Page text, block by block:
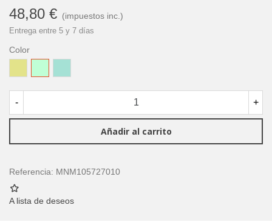
48,80 € (impuestos inc.)
Entrega entre 5 y 7 días
Color
Suave
- +
Añadir al carrito
Referencia: MNM105727010
A lista de deseos